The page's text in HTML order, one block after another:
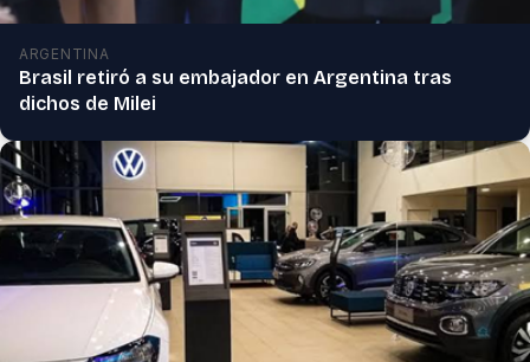
ARGENTINA
Brasil retiró a su embajador en Argentina tras
dichos de Milei